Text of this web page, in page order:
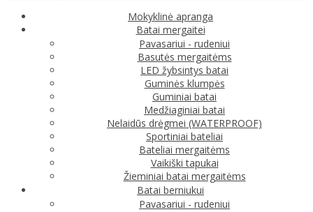
Mokyklinė apranga
Batai mergaitei
Pavasariui - rudeniui
Basutės mergaitėms
LED žybsintys batai
Guminės klumpės
Guminiai batai
Medžiaginiai batai
Nelaidūs drėgmei (WATERPROOF)
Sportiniai bateliai
Bateliai mergaitėms
Vaikiški tapukai
Žieminiai batai mergaitėms
Batai berniukui
Pavasariui - rudeniui